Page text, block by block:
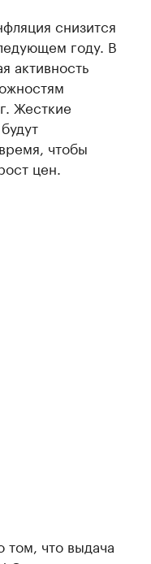
снизится
году. В
активность
Жесткие
чтобы
цен.
том, что выдача